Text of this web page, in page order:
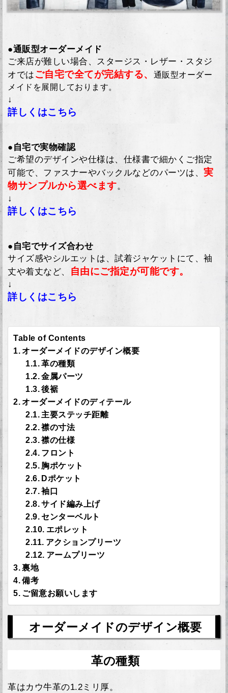
●通販型オーダーメイド
ご来店が難しい場合、スタージス・レザー・スタジ
オでは ご自宅で全てが完結する、
通販型オーダー
メイドを展開しております。
↓
詳しくはこちら
●自宅で実物確認
ご希望のデザインや仕様は、仕様書で細かくご指定
可能で、ファスナーやバックルなどのパーツは、 実
物サンプルから選べます。
↓
詳しくはこちら
●自宅でサイズ合わせ
サイズ感やシルエットは、試着ジャケットにて、袖
丈や着丈など、
自由にご指定が可能です。
↓
詳しくはこちら
Table of Contents
オーダーメイドのデザイン概要
革の種類
金属パーツ
後裾
オーダーメイドのディテール
主要ステッチ距離
襟の寸法
襟の仕様
フロント
胸ポケット
Dポケット
袖口
サイド編み上げ
センターベルト
エポレット
アクションプリーツ
アームプリーツ
裏地
備考
ご留意お願いします
オーダーメイドのデザイン概要
革の種類
革はカウ牛革の1.2ミリ厚。